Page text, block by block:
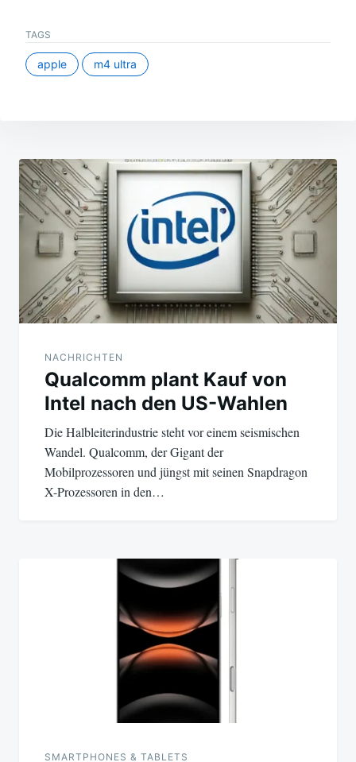
TAGS
apple m4 ultra
Beitragsnavigation
NACHRICHTEN
Qualcomm plant Kauf von
Intel nach den US-Wahlen
Die Halbleiterindustrie steht vor einem seismischen
Wandel. Qualcomm, der Gigant der
Mobilprozessoren und jüngst mit seinen Snapdragon
X-Prozessoren in den…
SMARTPHONES & TABLETS